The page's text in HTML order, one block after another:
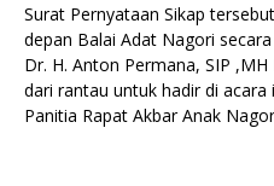
Surat Pernyataan Sikap
depan Balai Adat Nagori
Dr. H. Anton Permana, SIP
dari rantau untuk hadir di
Panitia Rapat Akbar Anak